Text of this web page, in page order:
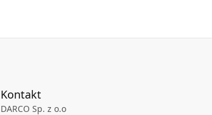
Kontakt
DARCO Sp. z o.o